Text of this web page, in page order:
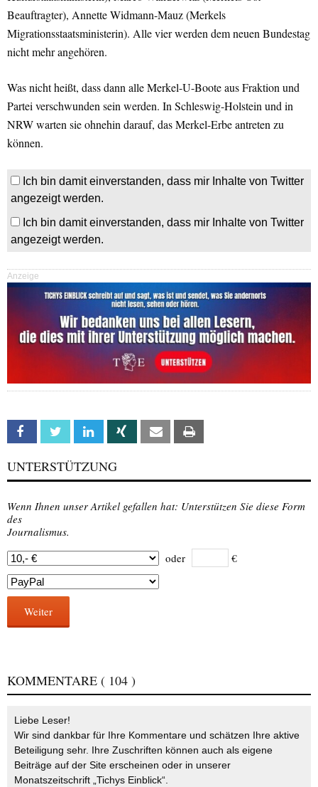
Beauftragter), Annette Widmann-Mauz (Merkels
Migrationsstaatsministerin). Alle vier werden dem neuen Bundestag
nicht mehr angehören.
Was nicht heißt, dass dann alle Merkel-U-Boote aus Fraktion und
Partei verschwunden sein werden. In Schleswig-Holstein und in
NRW warten sie ohnehin darauf, das Merkel-Erbe antreten zu
können.
Ich bin damit einverstanden, dass mir Inhalte von Twitter
angezeigt werden.
Ich bin damit einverstanden, dass mir Inhalte von Twitter
angezeigt werden.
Anzeige
Facebook Twitter Linkedin Xing Email
UNTERSTÜTZUNG
Wenn Ihnen unser Artikel gefallen hat: Unterstützen Sie diese Form
des
Journalismus.
oder
€
Weiter
KOMMENTARE ( 104 )
Liebe Leser!
Wir sind dankbar für Ihre Kommentare und schätzen Ihre aktive
Beteiligung sehr. Ihre Zuschriften können auch als eigene
Beiträge auf der Site erscheinen oder in unserer
Monatszeitschrift „Tichys Einblick“.